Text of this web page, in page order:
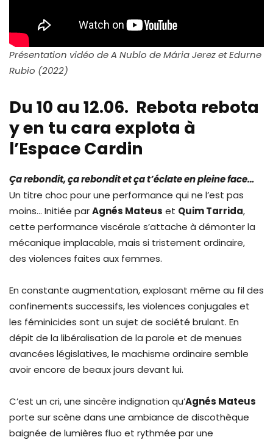
Présentation vidéo de A Nublo de Mária Jerez et Edurne
Rubio (2022)
Du 10 au 12.06. Rebota rebota
y en tu cara explota à
l’Espace Cardin
Ça rebondit, ça rebondit et ça t’éclate en pleine face…
Un titre choc pour une performance qui ne l’est pas
moins… Initiée parAgnés Mateus et Quim Tarrida,
cette performance viscérale s’attache à démonter la
mécanique implacable, mais si tristement ordinaire,
des violences faites aux femmes.
En constante augmentation, explosant même au fil des
confinements successifs, les violences conjugales et
les féminicides sont un sujet de société brulant. En
dépit de la libéralisation de la parole et de menues
avancées législatives, le machisme ordinaire semble
avoir encore de beaux jours devant lui.
C’est un cri, une sincère indignation qu’Agnés Mateus
porte sur scène dans une ambiance de discothèque
baignée de lumières fluo et rythmée par une